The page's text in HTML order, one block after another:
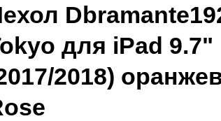
для iPad 9.7"
2018)